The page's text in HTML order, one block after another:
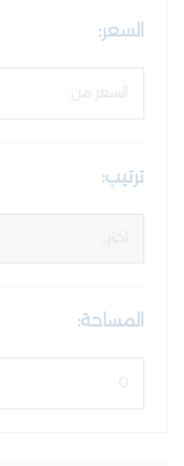
السعر:
ترتيب:
المساحة: